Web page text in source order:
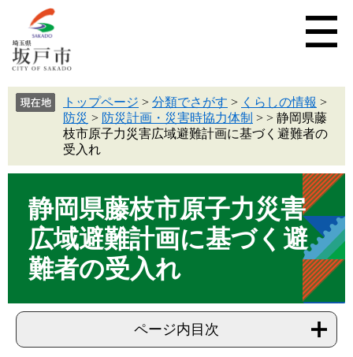
トップページ > 分類でさがす > くらしの情報 >
防災 > 防災計画・災害時協力体制 > > 静岡県藤
枝市原子力災害広域避難計画に基づく避難者の
受入れ
静岡県藤枝市原子力災害
広域避難計画に基づく避
難者の受入れ
ページ内目次